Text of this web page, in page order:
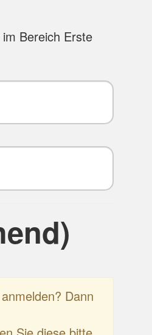
Bereich Erste
Dann